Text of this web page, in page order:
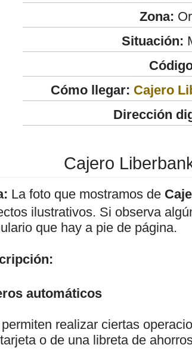
Zona:
Situación:
Cómo llegar: Cajero
Dirección
Cajero
La foto que mostramos de
ilustrativos. Si observa
que hay a pie de página.
automáticos
realizar ciertas
o de una libreta de